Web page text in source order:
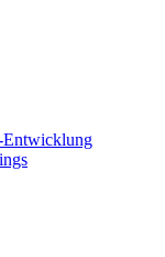
Entwicklung